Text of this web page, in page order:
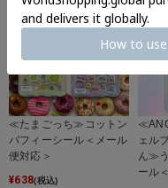
≪たまごっち≫コットン
パフィーシール＜メール
便対応＞
¥638(税込)
ェル
ん≫
ール